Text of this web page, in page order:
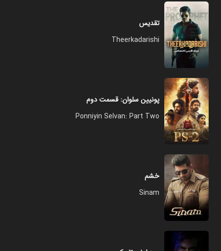
تقدیس
Theerkadarishi
پونیین سلوان: قسمت دوم
Ponniyin Selvan: Part Two
خشم
Sinam